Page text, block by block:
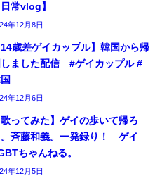
常vlog】
年12月8日
歳差ゲイカップル】韓国から帰
ました配信 #ゲイカップル #
年12月6日
ってみた】ゲイの歩いて帰ろ
斉藤和義。一発録り！ ゲイ
ちゃんねる。
年12月5日